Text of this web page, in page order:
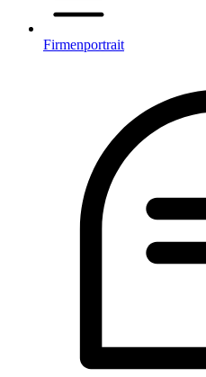
Firmenportrait